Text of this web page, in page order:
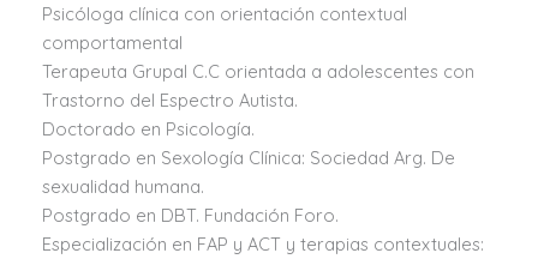
Psicóloga clínica con orientación contextual
comportamental
Terapeuta Grupal C.C orientada a adolescentes con
Trastorno del Espectro Autista.
Doctorado en Psicología.
Postgrado en Sexología Clínica: Sociedad Arg. De
sexualidad humana.
Postgrado en DBT. Fundación Foro.
Especialización en FAP y ACT y terapias contextuales: